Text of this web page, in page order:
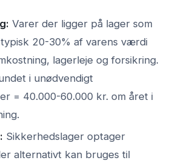
Varer der ligger på lager som
20-30% af varens værdi
lagerleje og forsikring.
i unødvendigt
= 40.000-60.000 kr. om året i
Sikkerhedslager optager
alternativt kan bruges til